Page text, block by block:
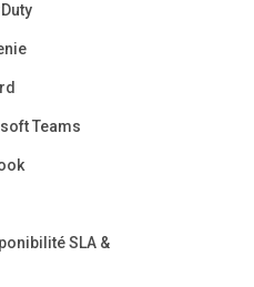
Teams
SLA &